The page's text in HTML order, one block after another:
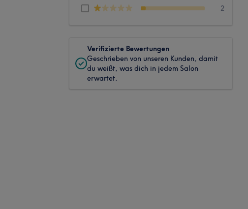
2
Verifizierte Bewertungen
Geschrieben von unseren Kunden, damit
du weißt, was dich in jedem Salon
erwartet.